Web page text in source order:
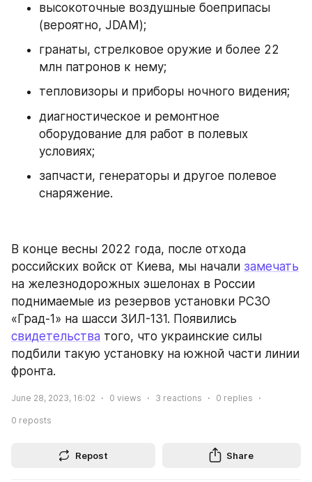
высокоточные воздушные боеприпасы
(вероятно, JDAM);
гранаты, стрелковое оружие и более 22
млн патронов к нему;
тепловизоры и приборы ночного видения;
диагностическое и ремонтное
оборудование для работ в полевых
условиях;
запчасти, генераторы и другое полевое
снаряжение.
В конце весны 2022 года, после отхода
российских войск от Киева, мы начали замечать
на железнодорожных эшелонах в России
поднимаемые из резервов установки РСЗО
свидетельства того, что украинские силы
подбили такую установку на южной части линии
фронта.
June 28, 2023, 16:02 0 views 3 reactions 0 replies
0 reposts
Repost Share